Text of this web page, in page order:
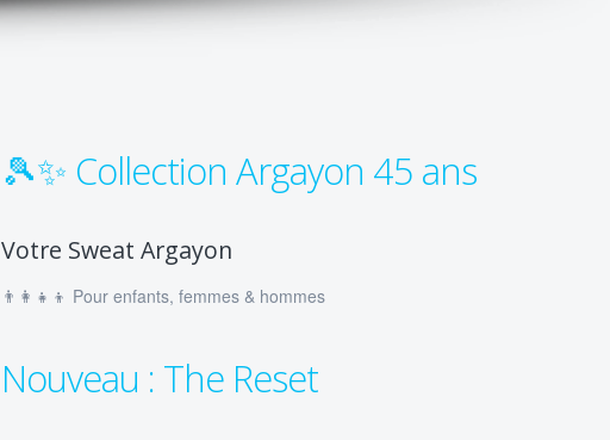
🎾✨ Collection Argayon 45 ans
Votre Sweat Argayon
👨‍👩‍👧‍👦 Pour enfants, femmes & hommes
Nouveau : The Reset